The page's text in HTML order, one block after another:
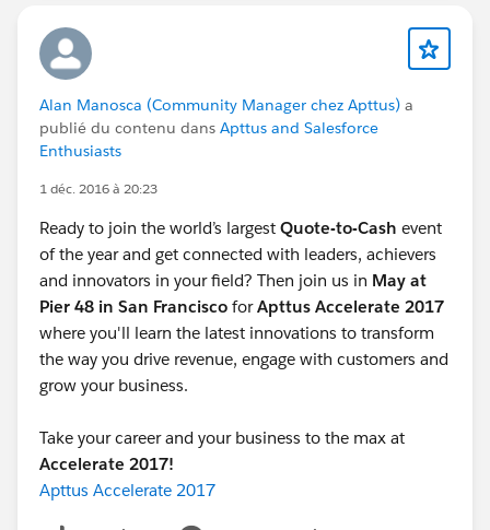
Alan Manosca (Community Manager chez Apttus) a
publié du contenu dans Apttus and Salesforce
Enthusiasts
1 déc. 2016 à 20:23
Ready to join the world’s largest Quote-to-Cash event
of the year and get connected with leaders, achievers
and innovators in your field? Then join us in May at
Pier 48 in San Francisco forApttus Accelerate 2017
where you'll learn the latest innovations to transform
the way you drive revenue, engage with customers and
grow your business.
Take your career and your business to the max at
Accelerate 2017!
Apttus Accelerate 2017